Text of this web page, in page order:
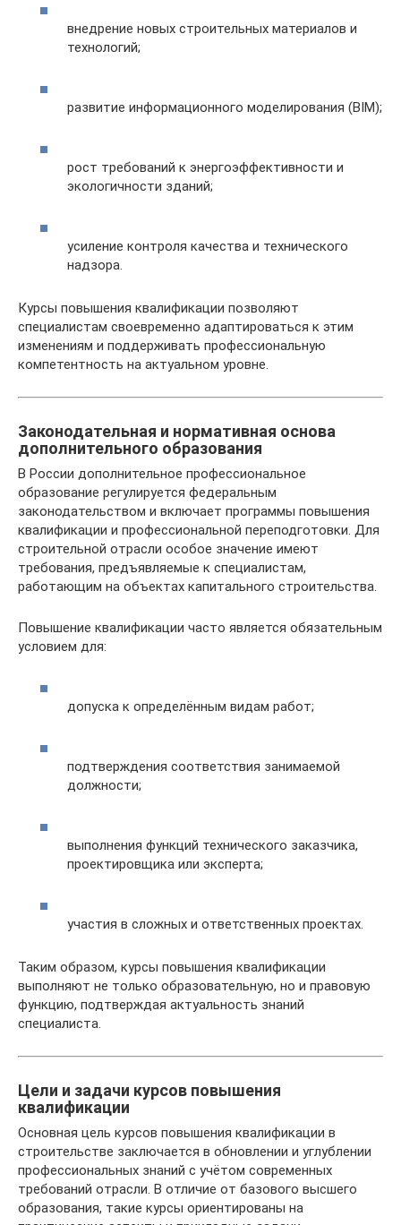
внедрение новых строительных материалов и
технологий;
развитие информационного моделирования (BIM);
рост требований к энергоэффективности и
экологичности зданий;
усиление контроля качества и технического
надзора.
Курсы повышения квалификации позволяют
специалистам своевременно адаптироваться к этим
изменениям и поддерживать профессиональную
компетентность на актуальном уровне.
Законодательная и нормативная основа
дополнительного образования
В России дополнительное профессиональное
образование регулируется федеральным
законодательством и включает программы повышения
квалификации и профессиональной переподготовки. Для
строительной отрасли особое значение имеют
требования, предъявляемые к специалистам,
работающим на объектах капитального строительства.
Повышение квалификации часто является обязательным
условием для:
допуска к определённым видам работ;
подтверждения соответствия занимаемой
должности;
выполнения функций технического заказчика,
проектировщика или эксперта;
участия в сложных и ответственных проектах.
Таким образом, курсы повышения квалификации
выполняют не только образовательную, но и правовую
функцию, подтверждая актуальность знаний
специалиста.
Цели и задачи курсов повышения
квалификации
Основная цель курсов повышения квалификации в
строительстве заключается в обновлении и углублении
профессиональных знаний с учётом современных
требований отрасли. В отличие от базового высшего
образования, такие курсы ориентированы на